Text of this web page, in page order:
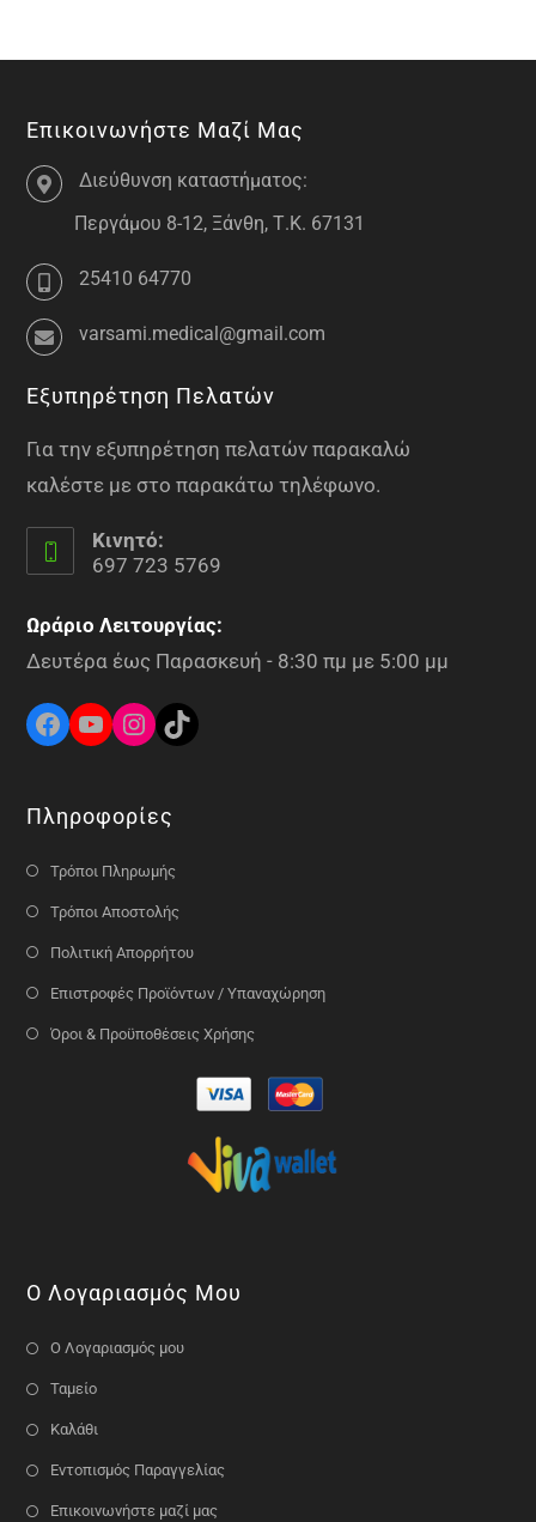
Επικοινωνήστε Μαζί Μας
Διεύθυνση καταστήματος:
Περγάμου 8-12, Ξάνθη, Τ.Κ. 67131
25410 64770
varsami.medical@gmail.com
Εξυπηρέτηση Πελατών
Για την εξυπηρέτηση πελατών παρακαλώ
καλέστε με στο παρακάτω τηλέφωνο.
Κινητό:
697 723 5769
Ωράριο Λειτουργίας:
Δευτέρα έως Παρασκευή - 8:30 πμ με 5:00 μμ
Πληροφορίες
Τρόποι Πληρωμής
Τρόποι Αποστολής
Πολιτική Απορρήτου
Επιστροφές Προϊόντων / Υπαναχώρηση
Όροι & Προϋποθέσεις Χρήσης
Ο Λογαριασμός Μου
Ο Λογαριασμός μου
Ταμείο
Καλάθι
Εντοπισμός Παραγγελίας
Επικοινωνήστε μαζί μας